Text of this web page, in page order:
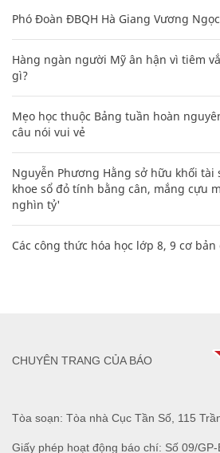
Phó Đoàn ĐBQH Hà Giang Vương
Hàng ngàn người Mỹ ân hận vì tiêm
gì?
Mẹo học thuộc Bảng tuần hoàn
câu nói vui vẻ
Nguyễn Phương Hằng sở hữu khối
khoe sổ đỏ tính bằng cân, mắng cựu
nghìn tỷ'
Các công thức hóa học lớp 8, 9 cơ
Tòa soạn: Tòa nhà Cục Tần Số, 115
Giấy phép hoạt động báo chí: Số 09/
CHUYÊN TRANG CỦA BÁO